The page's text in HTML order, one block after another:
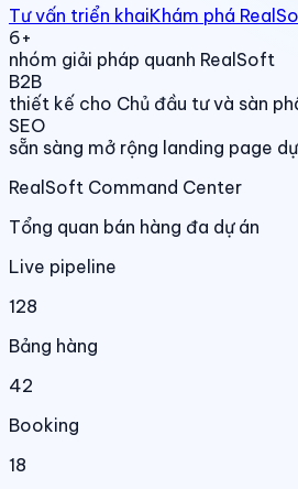
Tư vấn triển khaiKhám phá
6+
nhóm giải pháp quanh RealSoft
B2B
thiết kế cho Chủ đầu tư và sàn
SEO
sẵn sàng mở rộng landing page
RealSoft Command Center
Tổng quan bán hàng đa dự án
Live pipeline
128
Bảng hàng
42
Booking
18